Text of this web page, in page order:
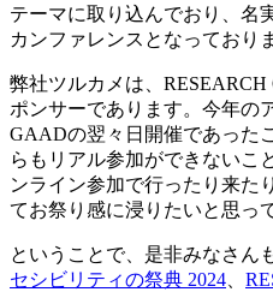
テーマに取り込んでおり、名
カンファレンスとなっており
弊社ツルカメは、RESEARCH
ポンサーであります。今年の
GAADの翌々日開催であった
らもリアル参加ができないこ
ンライン参加で行ったり来た
てお祭り感に浸りたいと思っ
ということで、是非みなさんも
セシビリティの祭典 2024